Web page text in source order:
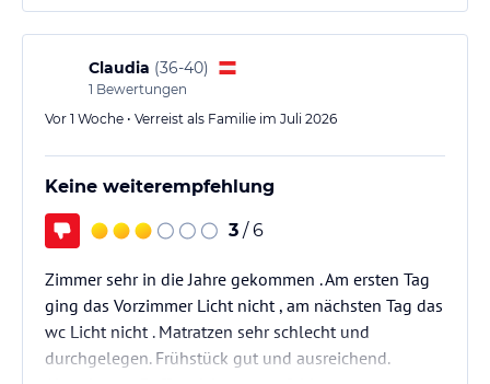
Claudia (36-40)
1 Bewertungen
Vor 1 Woche • Verreist als Familie im Juli 2026
Keine weiterempfehlung
3 / 6
Zimmer sehr in die Jahre gekommen . Am ersten Tag
ging das Vorzimmer Licht nicht , am nächsten Tag das
wc Licht nicht . Matratzen sehr schlecht und
durchgelegen. Frühstück gut und ausreichend.